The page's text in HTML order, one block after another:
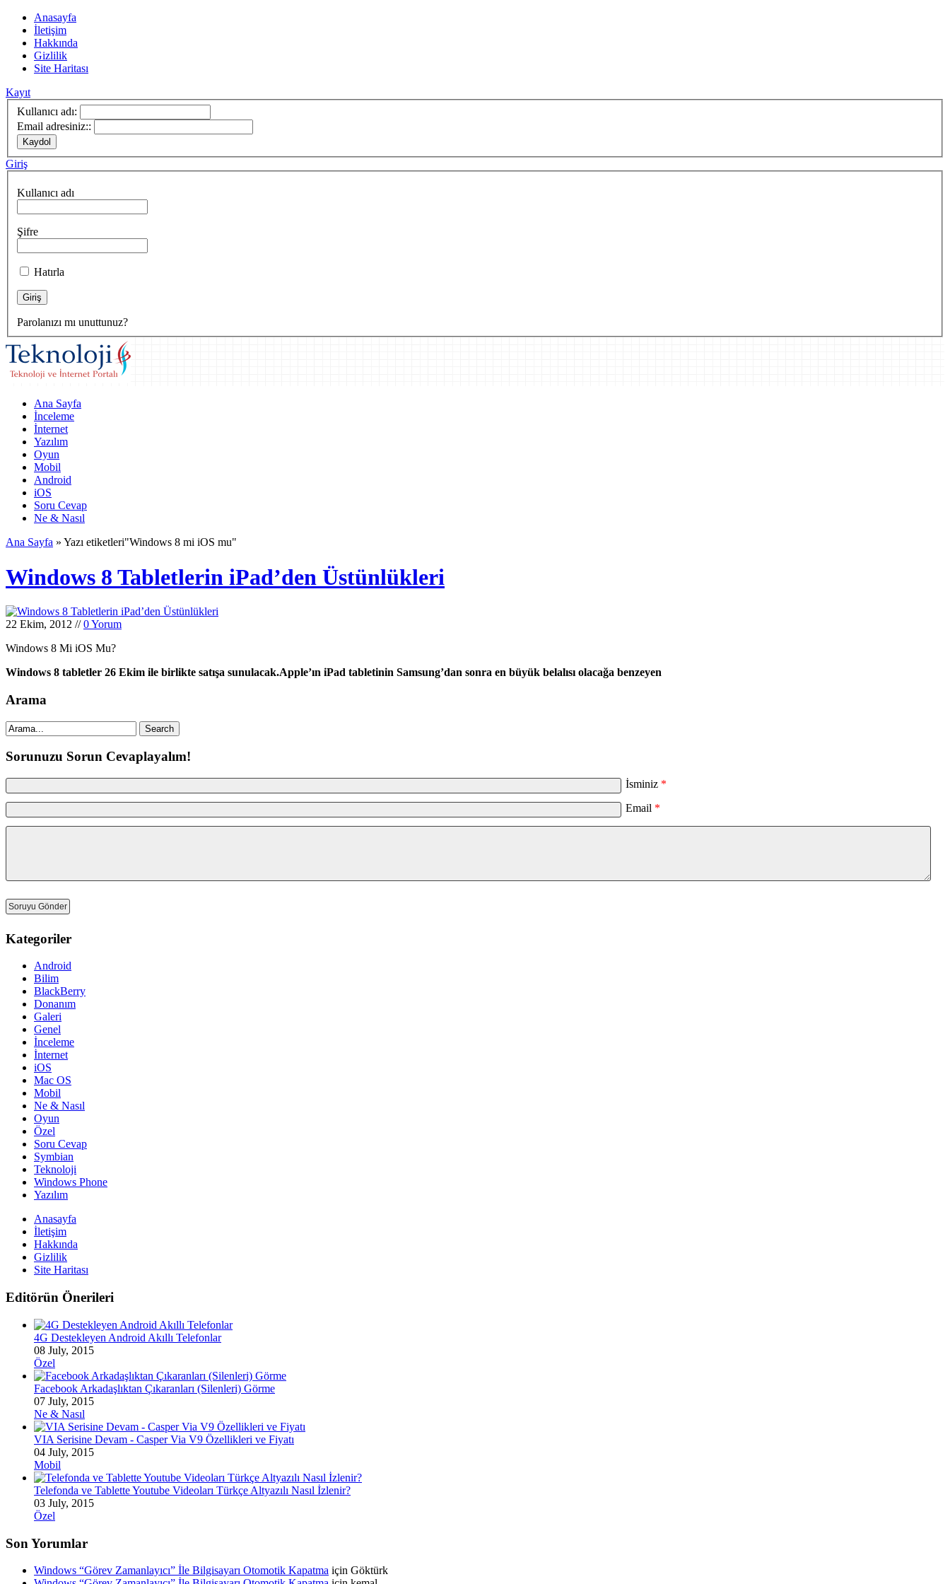
Anasayfa
İletişim
Hakkında
Gizlilik
Site Haritası
Kayıt
Kullanıcı adı:
Email adresiniz::
Giriş
Kullanıcı adı
Şifre
Hatırla
Parolanızı mı unuttunuz?
Ana Sayfa
İnceleme
İnternet
Yazılım
Oyun
Mobil
Android
iOS
Soru Cevap
Ne & Nasıl
Ana Sayfa » Yazı etiketleri"Windows 8 mi iOS mu"
Windows 8 Tabletlerin iPad’den Üstünlükleri
22 Ekim, 2012 //0 Yorum
Windows 8 Mi iOS Mu?
Windows 8 tabletler 26 Ekim ile birlikte satışa sunulacak.Apple’ın iPad tabletinin Samsung’dan sonra en büyük belalısı olacağa benzeyen
Arama
Sorunuzu Sorun Cevaplayalım!
İsminiz *
Email *
Kategoriler
Android
Bilim
BlackBerry
Donanım
Galeri
Genel
İnceleme
İnternet
iOS
Mac OS
Mobil
Ne & Nasıl
Oyun
Özel
Soru Cevap
Symbian
Teknoloji
Windows Phone
Yazılım
Anasayfa
İletişim
Hakkında
Gizlilik
Site Haritası
Editörün Önerileri
4G Destekleyen Android Akıllı Telefonlar
08 July, 2015
Özel
Facebook Arkadaşlıktan Çıkaranları (Silenleri) Görme
07 July, 2015
Ne & Nasıl
VIA Serisine Devam - Casper Via V9 Özellikleri ve Fiyatı
04 July, 2015
Mobil
Telefonda ve Tablette Youtube Videoları Türkçe Altyazılı Nasıl İzlenir?
03 July, 2015
Özel
Son Yorumlar
Windows “Görev Zamanlayıcı” İle Bilgisayarı Otomotik Kapatma için Göktürk